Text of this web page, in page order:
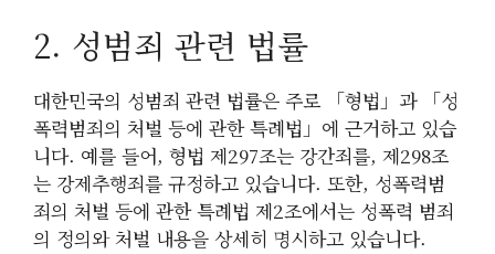
2. 성범죄 관련 법률
대한민국의 성범죄 관련 법률은 주로 「형법」과 「성
폭력범죄의 처벌 등에 관한 특례법」에 근거하고 있습
니다. 예를 들어, 형법 제297조는 강간죄를, 제298조
는 강제추행죄를 규정하고 있습니다. 또한, 성폭력범
죄의 처벌 등에 관한 특례법 제2조에서는 성폭력 범죄
의 정의와 처벌 내용을 상세히 명시하고 있습니다.